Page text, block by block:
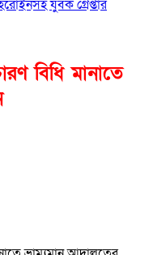
যুবক গ্রেপ্তার
বিধি মানাতে